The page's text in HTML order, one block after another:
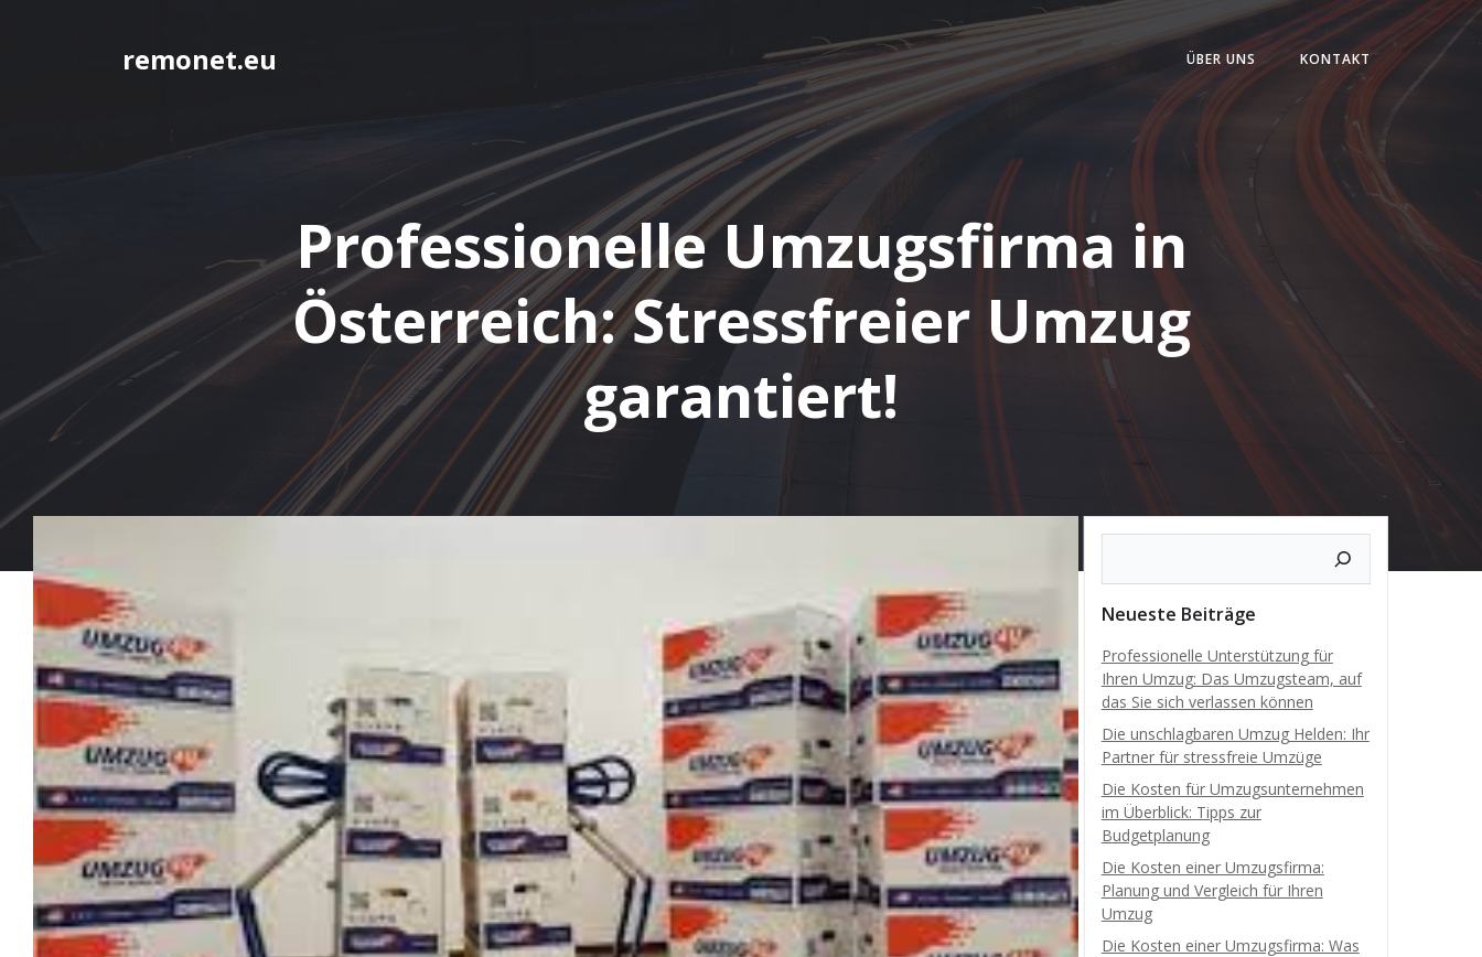
remonet.eu ÜBER UNS KONTAKT
Professionelle Umzugsfirma in
Österreich: Stressfreier Umzug
garantiert!
Neueste Beiträge
Professionelle Unterstützung für
Ihren Umzug: Das Umzugsteam, auf
das Sie sich verlassen können
Die unschlagbaren Umzug Helden: Ihr
Partner für stressfreie Umzüge
Die Kosten für Umzugsunternehmen
im Überblick: Tipps zur
Budgetplanung
Die Kosten einer Umzugsfirma:
Planung und Vergleich für Ihren
Umzug
Die Kosten einer Umzugsfirma: Was